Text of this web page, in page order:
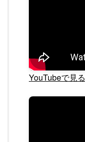
YouTubeで見る